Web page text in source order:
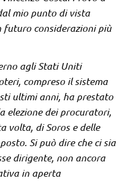
mio punto di vista
considerazioni più
agli Stati Uniti
compreso il sistema
ultimi anni, ha prestato
elezione dei procuratori,
volta, di Soros e delle
Si può dire che ci sia
dirigente, non ancora
in aperta